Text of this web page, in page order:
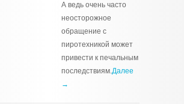
А ведь очень часто
неосторожное
обращение с
пиротехникой может
привести к печальным
последствиям.Далее
→